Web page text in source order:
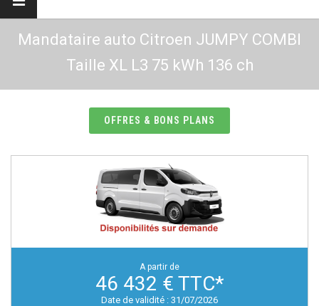
Mandataire auto Citroen JUMPY COMBI
Taille XL L3 75 kWh 136 ch
OFFRES & BONS PLANS
A partir de
46 432 € TTC*
Date de validité : 31/07/2026